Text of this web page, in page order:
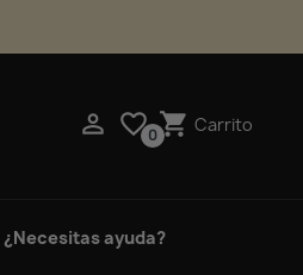
 favorite_border0shopping_cart Carrito
¿Necesitas ayuda?